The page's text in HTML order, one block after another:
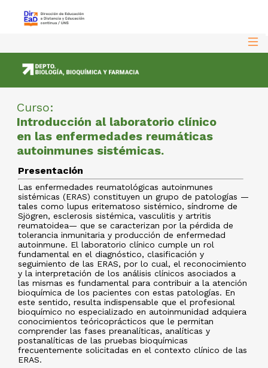
Curso:
Introducción al laboratorio clínico
en las enfermedades reumáticas
autoinmunes sistémicas.
Presentación
Las enfermedades reumatológicas autoinmunes
sistémicas (ERAS) constituyen un grupo de patologías —
tales como lupus eritematoso sistémico, síndrome de
Sjögren, esclerosis sistémica, vasculitis y artritis
reumatoidea— que se caracterizan por la pérdida de
tolerancia inmunitaria y producción de enfermedad
autoinmune. El laboratorio clínico cumple un rol
fundamental en el diagnóstico, clasificación y
seguimiento de las ERAS, por lo cual, el reconocimiento
y la interpretación de los análisis clínicos asociados a
las mismas es fundamental para contribuir a la atención
bioquímica de los pacientes con estas patologías. En
este sentido, resulta indispensable que el profesional
bioquímico no especializado en autoinmunidad adquiera
conocimientos teóricoprácticos que le permitan
comprender las fases preanalíticas, analíticas y
postanalíticas de las pruebas bioquímicas
frecuentemente solicitadas en el contexto clínico de las
ERAS.